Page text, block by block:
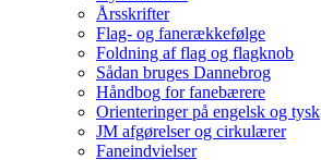
Årsskrifter
Flag- og fanerækkefølge
Foldning af flag og flagknob
Sådan bruges Dannebrog
Håndbog for fanebærere
Orienteringer på engelsk og tysk
JM afgørelser og cirkulærer
Faneindvielser